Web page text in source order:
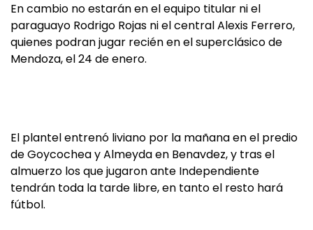
En cambio no estarán en el equipo titular ni el
paraguayo Rodrigo Rojas ni el central Alexis Ferrero,
quienes podran jugar recién en el superclásico de
Mendoza, el 24 de enero.
El plantel entrenó liviano por la mañana en el predio
de Goycochea y Almeyda en Benavdez, y tras el
almuerzo los que jugaron ante Independiente
tendrán toda la tarde libre, en tanto el resto hará
fútbol.